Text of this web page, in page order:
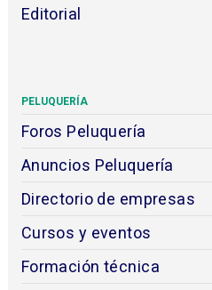
Editorial
PELUQUERÍA
Foros Peluquería
Anuncios Peluquería
Directorio de empresas
Cursos y eventos
Formación técnica